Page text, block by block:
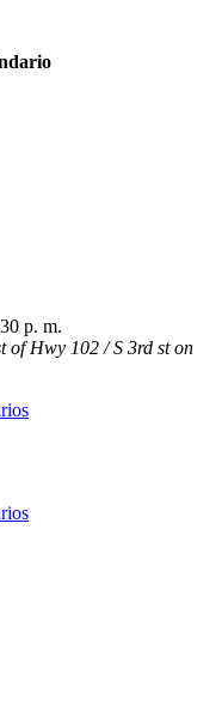
p. m.
of Hwy 102 / S 3rd st on